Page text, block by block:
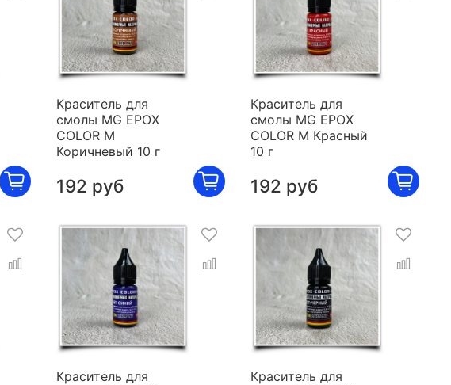
Краситель для
смолы MG EPOX
COLOR M
Коричневый 10 г
192 руб
Краситель для
смолы MG EPOX
COLOR M Красный
10 г
192 руб
Краситель для
Краситель для